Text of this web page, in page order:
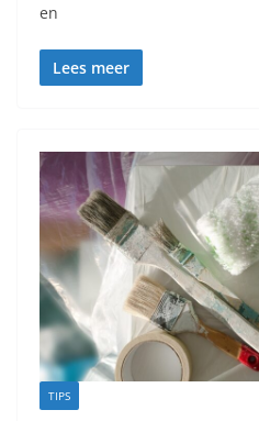
en
Lees meer
TIPS